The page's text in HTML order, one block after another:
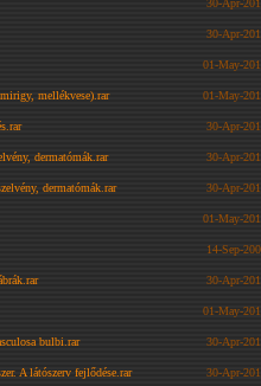
30-Apr-
30-Apr-
01-May-
mellékvese).rar 01-May-
30-Apr-
dermatómák.rar 30-Apr-
dermatómák.rar 30-Apr-
01-May-
14-Sep-
30-Apr-
01-May-
bulbi.rar 30-Apr-
A látószerv fejlődése.rar 30-Apr-